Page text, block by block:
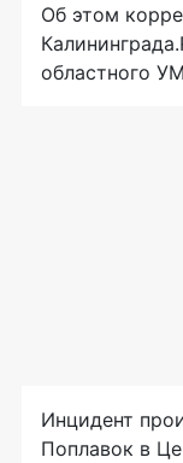
Об этом
областного
Инцидент
Поплавок в